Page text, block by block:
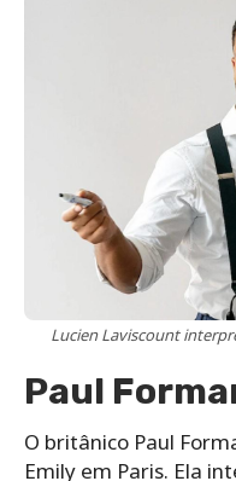
Lucien Laviscount
Paul
O britânico Paul
Emily em Paris. Ela